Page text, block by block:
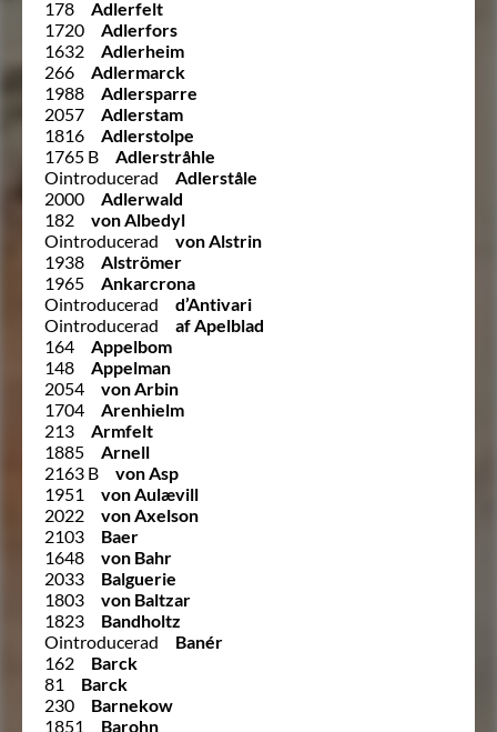
178
Adlerfelt
1720
Adlerfors
1632
Adlerheim
266
Adlermarck
1988
Adlersparre
2057
Adlerstam
1816
Adlerstolpe
1765 B
Adlerstråhle
Ointroducerad
Adlerståle
2000
Adlerwald
182
von Albedyl
Ointroducerad
von Alstrin
1938
Alströmer
1965
Ankarcrona
Ointroducerad
d’Antivari
Ointroducerad
af Apelblad
164
Appelbom
148
Appelman
2054
von Arbin
1704
Arenhielm
213
Armfelt
1885
Arnell
2163 B
von Asp
1951
von Aulævill
2022
von Axelson
2103
Baer
1648
von Bahr
2033
Balguerie
1803
von Baltzar
1823
Bandholtz
Ointroducerad
Banér
162
Barck
81
Barck
230
Barnekow
1851
Barohn